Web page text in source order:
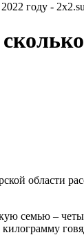
году - 2x2.su
области
семью –